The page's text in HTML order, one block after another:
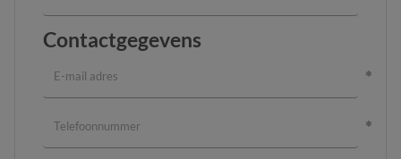
Contactgegevens